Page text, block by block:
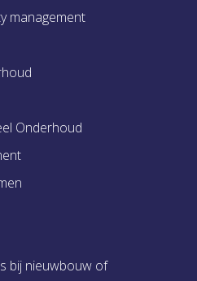
management
Onderhoud
bij nieuwbouw of